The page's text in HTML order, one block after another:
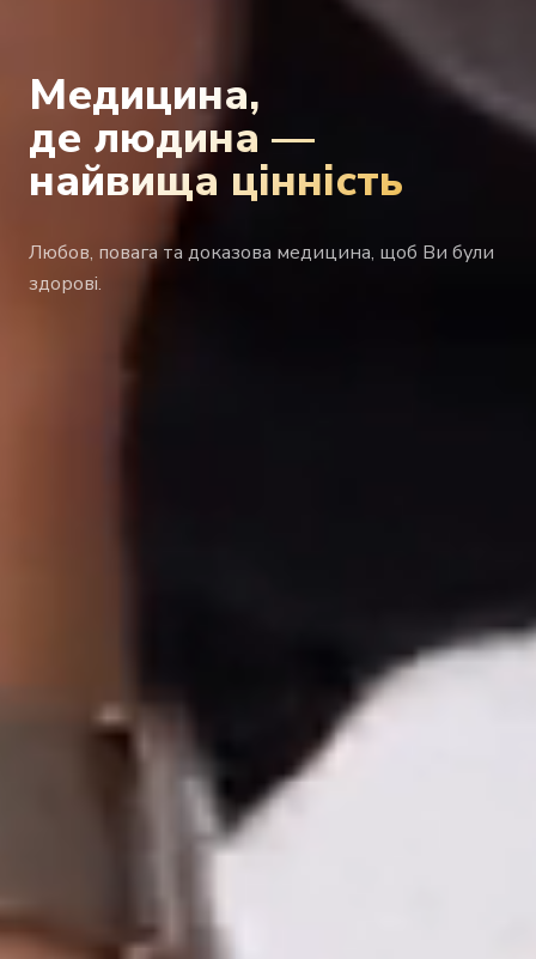
Медицина,
де людина —
найвища цінність
Любов, повага та доказова медицина, щоб Ви були
здорові.